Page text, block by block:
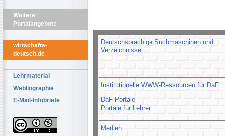
Weitere
Portalangebote
wirtschafts-
deutsch.de
Lehrmaterial
Webliographie
E-Mail-Infobriefe
Deutschsprachige Suchmaschinen und
Verzeichnisse
Institutionelle WWW-Ressourcen für DaF
DaF-Portale
Portale für Lehrer
Medien